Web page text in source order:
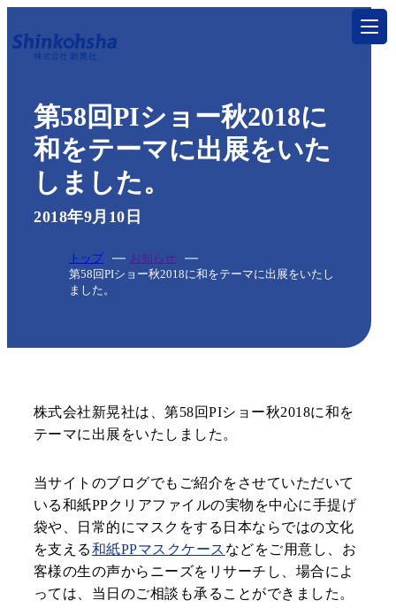
サービス
印刷する
特殊加工・特殊印刷
製本する
製本・折り加工
制作事例
会社案内
お客様の声
用紙紹介
環境・SDGsへの取り
組み
工場見学のご案内
第58回PIショー秋2018に
和をテーマに出展をいた
しました。
2018年9月10日
トップ
お知らせ
第58回PIショー秋2018に和をテーマに出展をいたし
ました。
株式会社新晃社は、第58回PIショー秋2018に和を
テーマに出展をいたしました。
当サイトのブログでもご紹介をさせていただいて
いる和紙PPクリアファイルの実物を中心に手提げ
袋や、日常的にマスクをする日本ならではの文化
を支える和紙PPマスクケース などをご用意し、お
客様の生の声からニーズをリサーチし、場合によ
っては、当日のご相談も承ることができました。